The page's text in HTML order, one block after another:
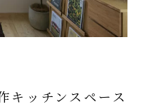
キッチンスペース